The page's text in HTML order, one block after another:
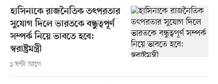
হাসিনাকে রাজনৈতিক তৎপরতার
সুযোগ দিলে ভারতকে বন্ধুত্বপূর্ণ
সম্পর্ক নিয়ে ভাবতে হবে:
স্বরাষ্ট্রমন্ত্রী
১ ঘণ্টা আগে